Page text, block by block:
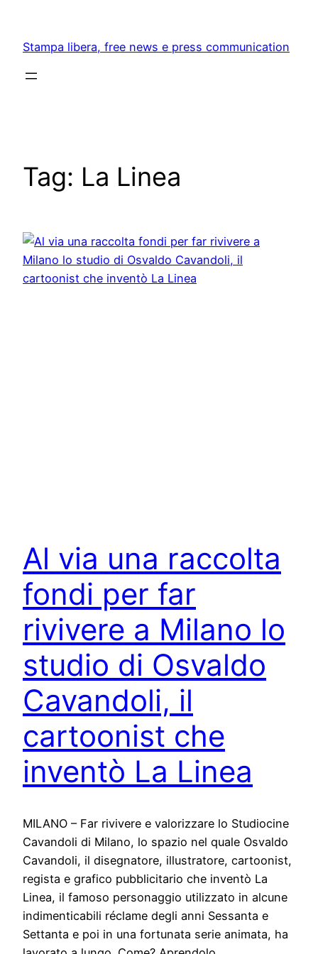
content
Stampa libera, free news e press communication
Tag: La Linea
Al via una raccolta
fondi per far
rivivere a Milano lo
studio di Osvaldo
Cavandoli, il
cartoonist che
inventò La Linea
MILANO – Far rivivere e valorizzare lo Studiocine
Cavandoli di Milano, lo spazio nel quale Osvaldo
Cavandoli, il disegnatore, illustratore, cartoonist,
regista e grafico pubblicitario che inventò La
Linea, il famoso personaggio utilizzato in alcune
indimenticabili réclame degli anni Sessanta e
Settanta e poi in una fortunata serie animata, ha